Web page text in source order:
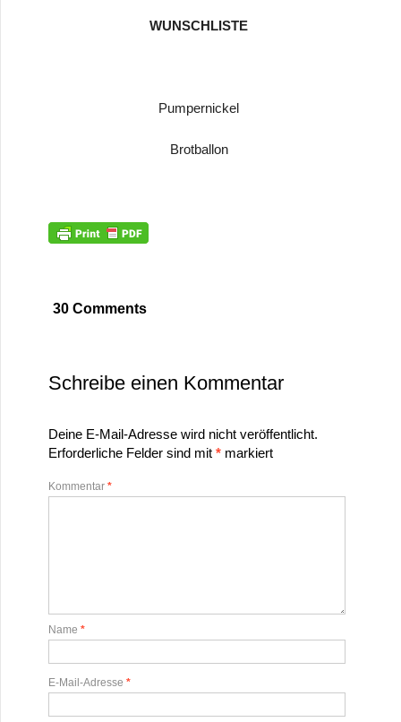
WUNSCHLISTE
Pumpernickel
Brotballon
30 Comments
Schreibe einen Kommentar
Deine E-Mail-Adresse wird nicht veröffentlicht.
Erforderliche Felder sind mit *markiert
Kommentar *
Name *
E-Mail-Adresse *